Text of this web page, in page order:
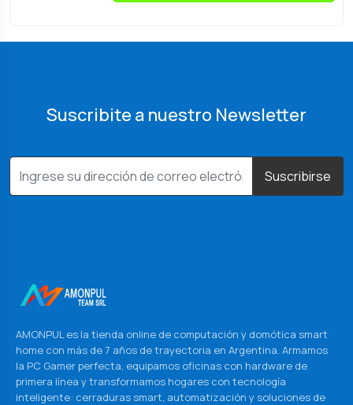
Suscribite a nuestro Newsletter
Suscribirse
AMONPUL es la tienda online de computación y domótica smart
home con más de 7 años de trayectoria en Argentina. Armamos
la PC Gamer perfecta, equipamos oficinas con hardware de
primera línea y transformamos hogares con tecnología
inteligente: cerraduras smart, automatización y soluciones de